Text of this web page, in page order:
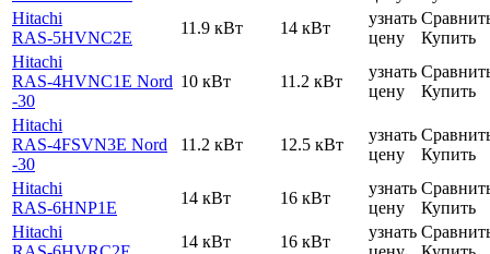
Hitachi
RAS-5HVNC2E
11.9 кВт 14 кВт
узнать
цену
Купить
Hitachi
RAS-4HVNC1E Nord
-30
10 кВт 11.2 кВт
узнать
цену
Купить
Hitachi
RAS-4FSVN3E Nord
-30
11.2 кВт 12.5 кВт
узнать
цену
Купить
Hitachi
RAS-6HNP1E
14 кВт 16 кВт
узнать
цену
Купить
Hitachi
14 кВт 16 кВт
узнать